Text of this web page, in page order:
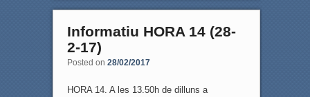
Informatiu HORA 14 (28-
2-17)
Posted on 28/02/2017
HORA 14. A les 13.50h de dilluns a